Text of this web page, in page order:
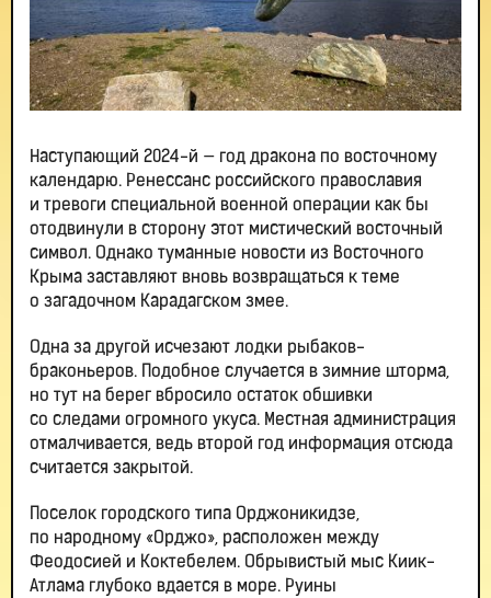
Наступающий 2024-й — год дракона по восточному
календарю. Ренессанс российского православия
и тревоги специальной военной операции как бы
отодвинули в сторону этот мистический восточный
символ. Однако туманные новости из Восточного
Крыма заставляют вновь возвращаться к теме
о загадочном Карадагском змее.
Одна за другой исчезают лодки рыбаков-
браконьеров. Подобное случается в зимние шторма,
но тут на берег вбросило остаток обшивки
со следами огромного укуса. Местная администрация
отмалчивается, ведь второй год информация отсюда
считается закрытой.
Поселок городского типа Орджоникидзе,
по народному «Орджо», расположен между
Феодосией и Коктебелем. Обрывистый мыс Киик-
Атлама глубоко вдается в море. Руины